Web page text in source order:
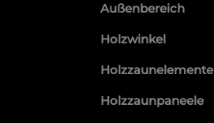
Außenbereich
Holzwinkel
Holzzaunelemente
Holzzaunpaneele